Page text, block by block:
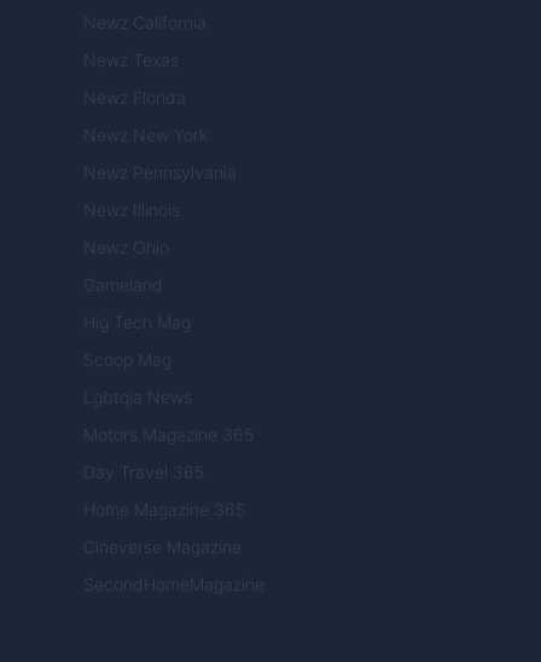
Newz California
Newz Texas
Newz Florida
Newz New York
Newz Pennsylvania
Newz Illinois
Newz Ohio
Gameland
Hig Tech Mag
Scoop Mag
Lgbtqia News
Motors Magazine 365
Day Travel 365
Home Magazine 365
Cineverse Magazine
SecondHomeMagazine